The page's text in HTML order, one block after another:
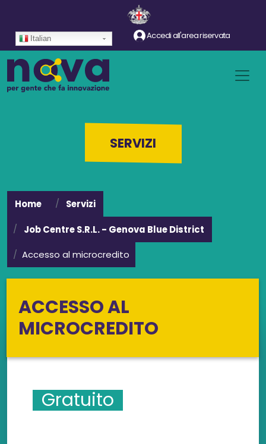
Salta al contenuto principale
Italian Accedi all'area riservata
SERVIZI
Home Servizi
Job Centre S.R.L. - Genova Blue District
Accesso al microcredito
ACCESSO AL
MICROCREDITO
Gratuito